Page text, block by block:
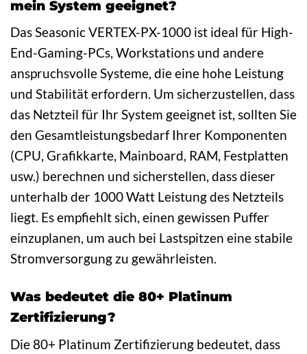
mein System geeignet?
Das Seasonic VERTEX-PX-1000 ist ideal für High-
End-Gaming-PCs, Workstations und andere
anspruchsvolle Systeme, die eine hohe Leistung
und Stabilität erfordern. Um sicherzustellen, dass
das Netzteil für Ihr System geeignet ist, sollten Sie
den Gesamtleistungsbedarf Ihrer Komponenten
(CPU, Grafikkarte, Mainboard, RAM, Festplatten
usw.) berechnen und sicherstellen, dass dieser
unterhalb der 1000 Watt Leistung des Netzteils
liegt. Es empfiehlt sich, einen gewissen Puffer
einzuplanen, um auch bei Lastspitzen eine stabile
Stromversorgung zu gewährleisten.
Was bedeutet die 80+ Platinum
Zertifizierung?
Die 80+ Platinum Zertifizierung bedeutet, dass